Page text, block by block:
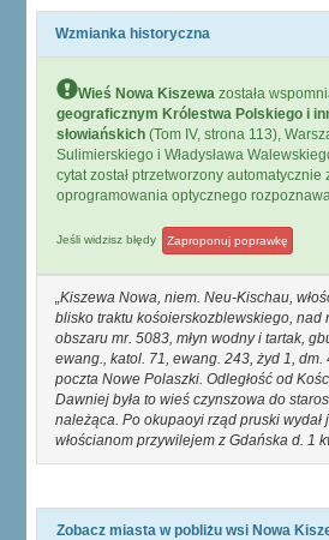
Wzmianka historyczna
Wieś Nowa Kiszewa została
geograficznym Królestwa Polskiego i
słowiańskich (Tom IV, strona 113),
Sulimierskiego i Władysława
cytat został ptrzetworzony automatycznie
oprogramowania optycznego
Jeśli widzisz błędy Zaproponuj poprawkę
Kiszewa Nowa, niem. Neu-Kischau,
blisko traktu kośoierskozblewskiego, nad
obszaru mr. 5083, młyn wodny i tartak,
ewang., katol. 71, ewang. 243, żyd 1, dm.
poczta Nowe Polaszki. Odległość od
Dawniej była to wieś czynszowa do
należąca. Po okupaoyi rząd pruski wydał
włościanom przywilejem z Gdańska d. 1
Zobacz miasta w pobliżu wsi Nowa